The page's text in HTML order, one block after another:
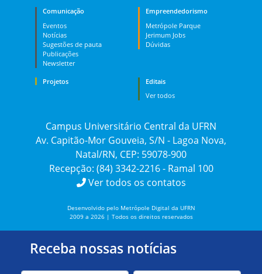
Comunicação
Eventos
Notícias
Sugestões de pauta
Publicações
Newsletter
Empreendedorismo
Metrópole Parque
Jerimum Jobs
Dúvidas
Projetos
Editais
Ver todos
Campus Universitário Central da UFRN
Av. Capitão-Mor Gouveia, S/N - Lagoa Nova,
Natal/RN, CEP: 59078-900
Recepção: (84) 3342-2216 - Ramal 100
Ver todos os contatos
Desenvolvido pelo Metrópole Digital da UFRN
2009 a 2026 | Todos os direitos reservados
Receba nossas notícias